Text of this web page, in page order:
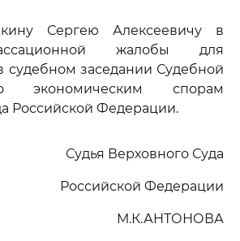
Сергею Алексеевичу в
жалобы для
судебном заседании Судебной
экономическим спорам
Российской Федерации.
Судья Верховного Суда
Российской Федерации
М.К.АНТОНОВА